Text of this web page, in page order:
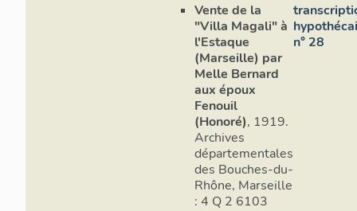
Vente de la
"Villa Magali" à
l'Estaque
(Marseille) par
Melle Bernard
aux époux
Fenouil
(Honoré), 1919.
Archives
départementales
des Bouches-du-
Rhône, Marseille
: 4 Q 2 6103
n° 28